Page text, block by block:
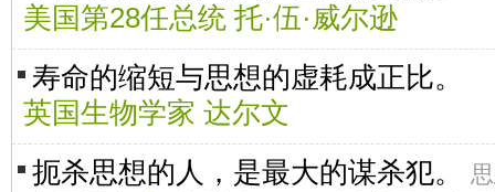
美国第28任总统 托·伍·威尔逊
寿命的缩短与思想的虚耗成正比。
英国生物学家 达尔文
扼杀思想的人，是最大的谋杀犯。